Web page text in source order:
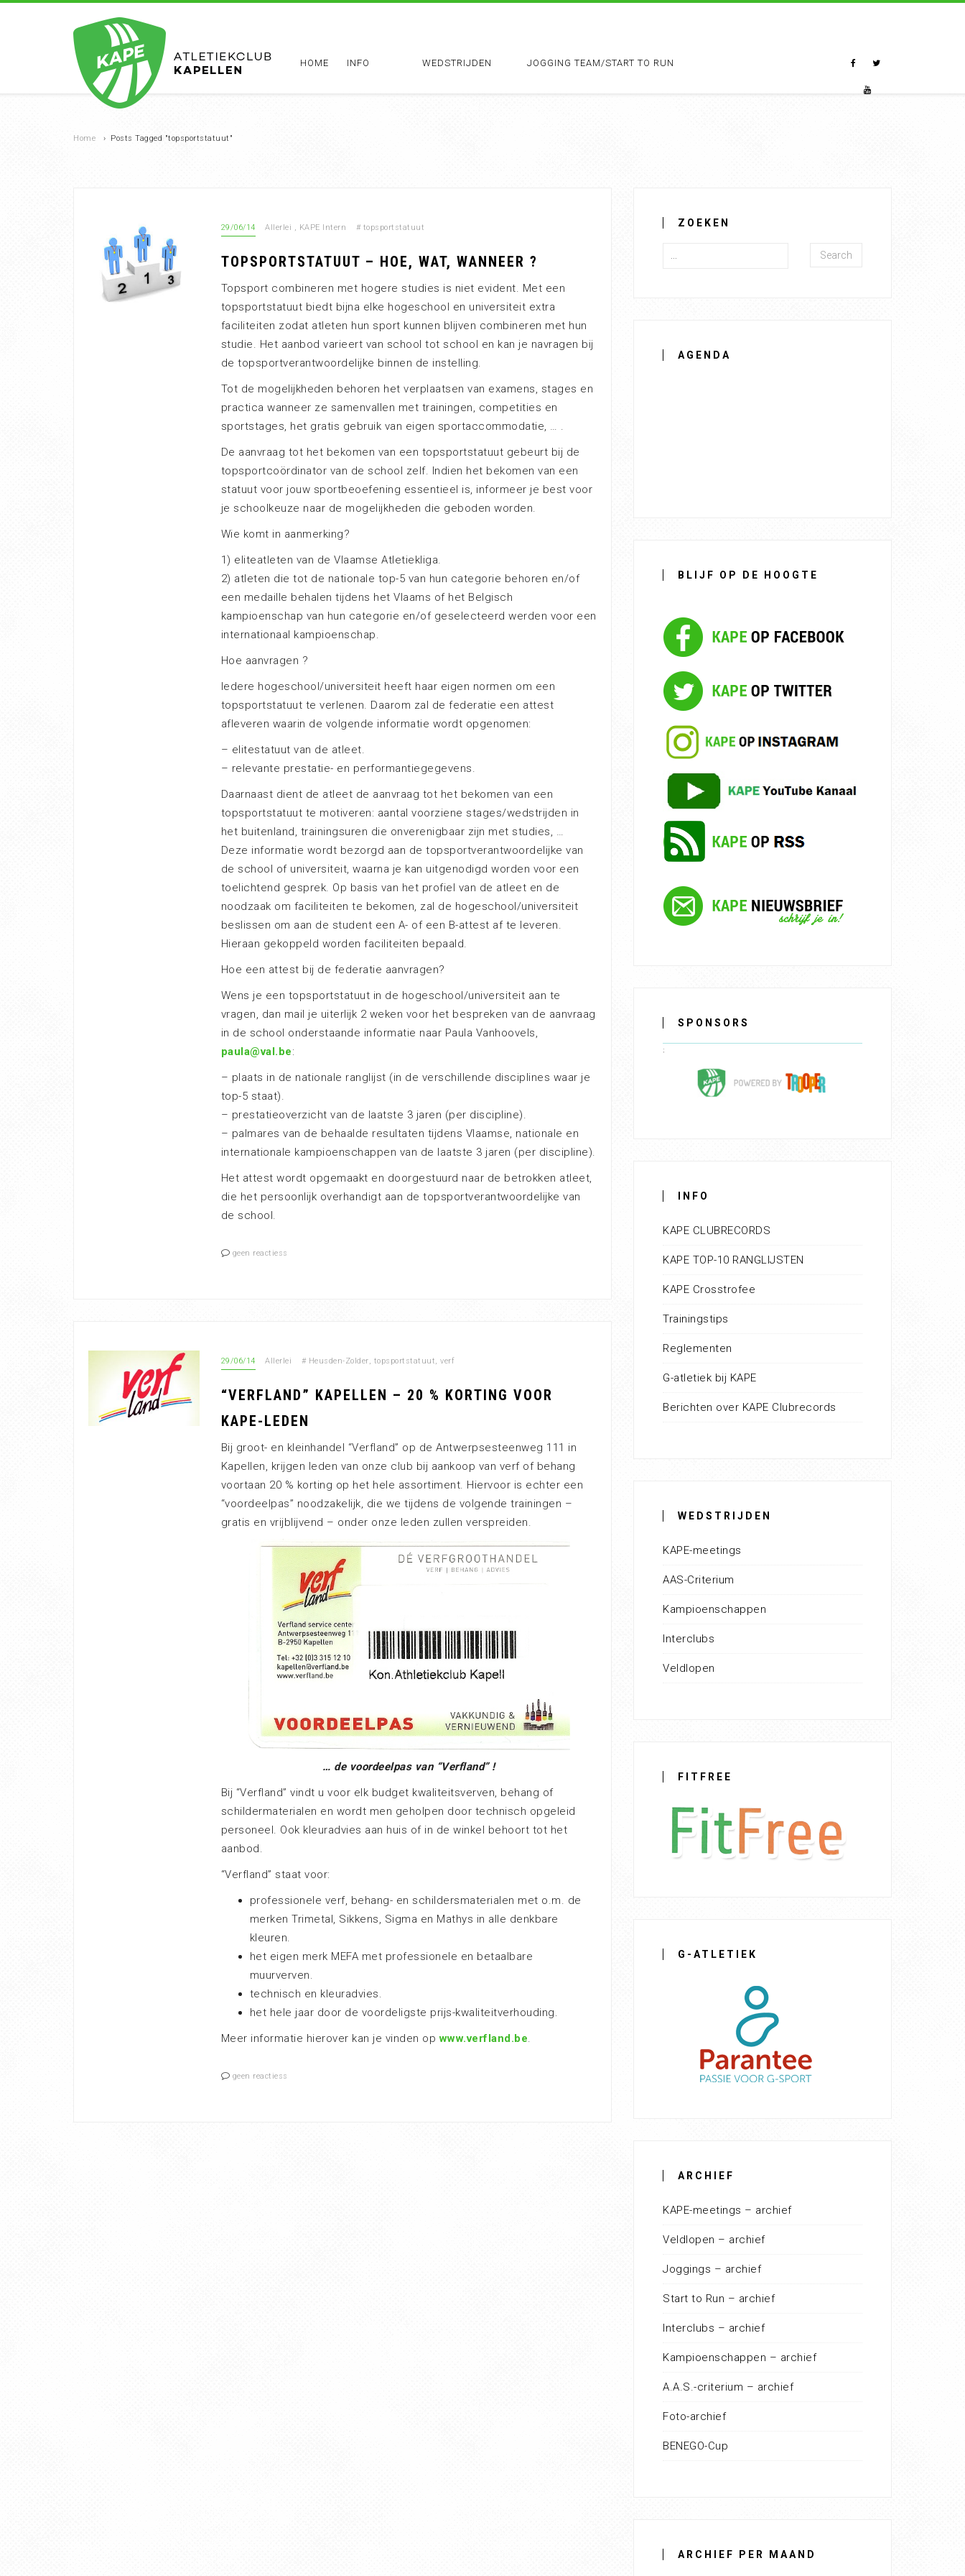
HOME INFO WEDSTRIJDEN JOGGING TEAM/START TO RUN
Home › Posts Tagged "topsportstatuut"
29/06/14 Allerlei , KAPE Intern # topsportstatuut
TOPSPORTSTATUUT – HOE, WAT, WANNEER ?
Topsport combineren met hogere studies is niet evident. Met een
topsportstatuut biedt bijna elke hogeschool en universiteit extra
faciliteiten zodat atleten hun sport kunnen blijven combineren met hun
studie. Het aanbod varieert van school tot school en kan je navragen bij
de topsportverantwoordelijke binnen de instelling.
Tot de mogelijkheden behoren het verplaatsen van examens, stages en
practica wanneer ze samenvallen met trainingen, competities en
sportstages, het gratis gebruik van eigen sportaccommodatie, … .
De aanvraag tot het bekomen van een topsportstatuut gebeurt bij de
topsportcoördinator van de school zelf. Indien het bekomen van een
statuut voor jouw sportbeoefening essentieel is, informeer je best voor
je schoolkeuze naar de mogelijkheden die geboden worden.
Wie komt in aanmerking?
1) eliteatleten van de Vlaamse Atletiekliga.
2) atleten die tot de nationale top-5 van hun categorie behoren en/of
een medaille behalen tijdens het Vlaams of het Belgisch
kampioenschap van hun categorie en/of geselecteerd werden voor een
internationaal kampioenschap.
Hoe aanvragen ?
Iedere hogeschool/universiteit heeft haar eigen normen om een
topsportstatuut te verlenen. Daarom zal de federatie een attest
afleveren waarin de volgende informatie wordt opgenomen:
– elitestatuut van de atleet.
– relevante prestatie- en performantiegegevens.
Daarnaast dient de atleet de aanvraag tot het bekomen van een
topsportstatuut te motiveren: aantal voorziene stages/wedstrijden in
het buitenland, trainingsuren die onverenigbaar zijn met studies, …
Deze informatie wordt bezorgd aan de topsportverantwoordelijke van
de school of universiteit, waarna je kan uitgenodigd worden voor een
toelichtend gesprek. Op basis van het profiel van de atleet en de
noodzaak om faciliteiten te bekomen, zal de hogeschool/universiteit
beslissen om aan de student een A- of een B-attest af te leveren.
Hieraan gekoppeld worden faciliteiten bepaald.
Hoe een attest bij de federatie aanvragen?
Wens je een topsportstatuut in de hogeschool/universiteit aan te
vragen, dan mail je uiterlijk 2 weken voor het bespreken van de aanvraag
in de school onderstaande informatie naar Paula Vanhoovels,
paula@val.be:
– plaats in de nationale ranglijst (in de verschillende disciplines waar je
top-5 staat).
– prestatieoverzicht van de laatste 3 jaren (per discipline).
– palmares van de behaalde resultaten tijdens Vlaamse, nationale en
internationale kampioenschappen van de laatste 3 jaren (per discipline).
Het attest wordt opgemaakt en doorgestuurd naar de betrokken atleet,
die het persoonlijk overhandigt aan de topsportverantwoordelijke van
de school.
geen reactiess
29/06/14 Allerlei # Heusden-Zolder, topsportstatuut, verf
“VERFLAND” KAPELLEN – 20 % KORTING VOOR
KAPE-LEDEN
Bij groot- en kleinhandel “Verfland” op de Antwerpsesteenweg 111 in
Kapellen, krijgen leden van onze club bij aankoop van verf of behang
voortaan 20 % korting op het hele assortiment. Hiervoor is echter een
“voordeelpas” noodzakelijk, die we tijdens de volgende trainingen –
gratis en vrijblijvend – onder onze leden zullen verspreiden.
… de voordeelpas van “Verfland” !
Bij “Verfland” vindt u voor elk budget kwaliteitsverven, behang of
schildermaterialen en wordt men geholpen door technisch opgeleid
personeel. Ook kleuradvies aan huis of in de winkel behoort tot het
aanbod.
“Verfland” staat voor:
professionele verf, behang- en schildersmaterialen met o.m. de
merken Trimetal, Sikkens, Sigma en Mathys in alle denkbare
kleuren.
het eigen merk MEFA met professionele en betaalbare
muurverven.
technisch en kleuradvies.
het hele jaar door de voordeligste prijs-kwaliteitverhouding.
Meer informatie hierover kan je vinden opwww.verfland.be.
geen reactiess
ZOEKEN
Search
AGENDA
BLIJF OP DE HOOGTE
SPONSORS
INFO
KAPE CLUBRECORDS
KAPE TOP-10 RANGLIJSTEN
KAPE Crosstrofee
Trainingstips
Reglementen
G-atletiek bij KAPE
Berichten over KAPE Clubrecords
WEDSTRIJDEN
KAPE-meetings
AAS-Criterium
Kampioenschappen
Interclubs
Veldlopen
FITFREE
G-ATLETIEK
ARCHIEF
KAPE-meetings – archief
Veldlopen – archief
Joggings – archief
Start to Run – archief
Interclubs – archief
Kampioenschappen – archief
A.A.S.-criterium – archief
Foto-archief
BENEGO-Cup
ARCHIEF PER MAAND